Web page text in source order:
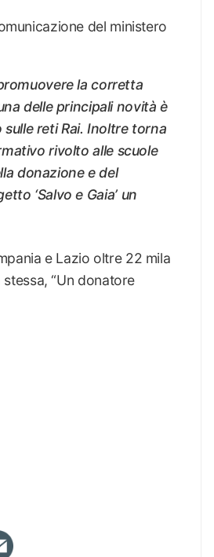
del ministero
la corretta
delle principali novità è
reti Rai. Inoltre torna
rivolto alle scuole
donazione e del
‘Salvo e Gaia’ un
e Lazio oltre 22 mila
“Un donatore